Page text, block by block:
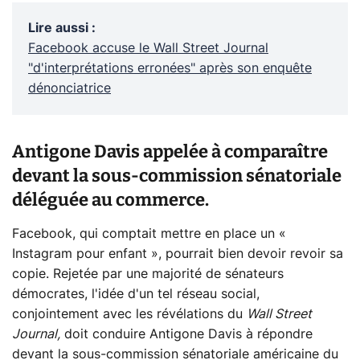
Lire aussi :
Facebook accuse le Wall Street Journal
"d'interprétations erronées" après son enquête
dénonciatrice
Antigone Davis appelée à comparaître
devant la sous-commission sénatoriale
déléguée au commerce.
Facebook, qui comptait mettre en place un «
Instagram pour enfant », pourrait bien devoir revoir sa
copie. Rejetée par une majorité de sénateurs
démocrates, l'idée d'un tel réseau social,
conjointement avec les révélations du Wall Street
Journal, doit conduire Antigone Davis à répondre
devant la sous-commission sénatoriale américaine du